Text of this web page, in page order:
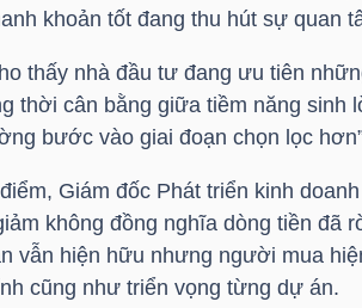
khoản tốt đang thu hút sự quan
thấy nhà đầu tư đang ưu tiên
thời cân bằng giữa tiềm năng sinh
bước vào giai đoạn chọn lọc
Giám đốc Phát triển kinh
không đồng nghĩa dòng tiền đã
vẫn hiện hữu nhưng người mua
cũng như triển vọng từng dự án.